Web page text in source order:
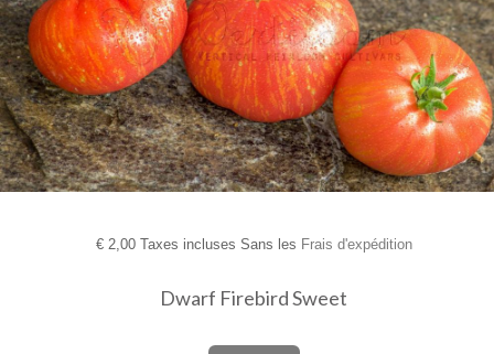
€2,00 Taxes incluses Sans les Frais d'expédition
Dwarf Firebird Sweet